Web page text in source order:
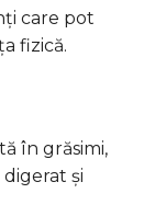
care pot
fizică.
în grăsimi,
digerat și